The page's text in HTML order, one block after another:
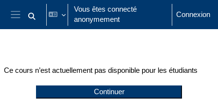
Passer au contenu principal
Panneau latéral
Activer/désactiver la saisie de recherche
Vous êtes connecté
anonymement
Connexion
Ce cours n’est actuellement pas disponible pour les étudiants
Continuer